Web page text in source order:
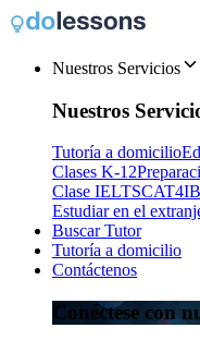
Nuestros Servicios
Nuestros
Tutoría a domicilio
Clases K-12
Clase IELTSCAT4IB
Estudiar en el
Buscar Tutor
Tutoría a domicilio
Contáctenos
Conéctese con